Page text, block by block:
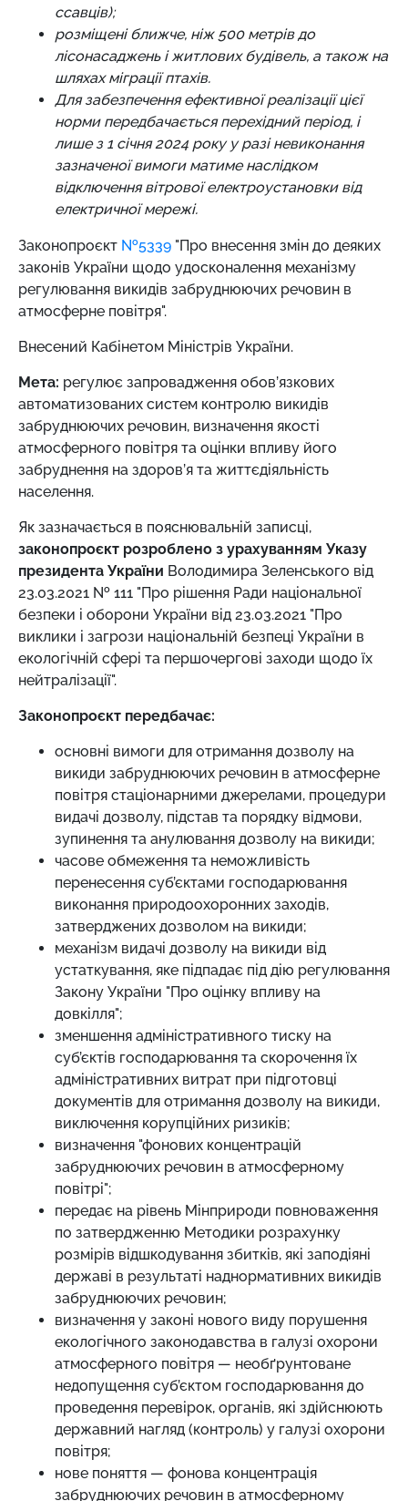
ссавців);
розміщені ближче, ніж 500 метрів до
лісонасаджень і житлових будівель, а також на
шляхах міграції птахів.
Для забезпечення ефективної реалізації цієї
норми передбачається перехідний період, і
лише з 1 січня 2024 року у разі невиконання
зазначеної вимоги матиме наслідком
відключення вітрової електроустановки від
електричної мережі.
Законопроєкт №5339 "Про внесення змін до деяких
законів України щодо удосконалення механізму
регулювання викидів забруднюючих речовин в
атмосферне повітря".
Внесений Кабінетом Міністрів України.
Мета: регулює запровадження обов’язкових
автоматизованих систем контролю викидів
забруднюючих речовин, визначення якості
атмосферного повітря та оцінки впливу його
забруднення на здоров’я та життєдіяльність
населення.
Як зазначається в пояснювальній записці,
законопроєкт розроблено з урахуванням Указу
президента України Володимира Зеленського від
23.03.2021 № 111 "Про рішення Ради національної
безпеки і оборони України від 23.03.2021 "Про
виклики і загрози національній безпеці України в
екологічній сфері та першочергові заходи щодо їх
нейтралізації".
Законопроєкт передбачає:
основні вимоги для отримання дозволу на
викиди забруднюючих речовин в атмосферне
повітря стаціонарними джерелами, процедури
видачі дозволу, підстав та порядку відмови,
зупинення та анулювання дозволу на викиди;
часове обмеження та неможливість
перенесення суб’єктами господарювання
виконання природоохоронних заходів,
затверджених дозволом на викиди;
механізм видачі дозволу на викиди від
устаткування, яке підпадає під дію регулювання
Закону України "Про оцінку впливу на
довкілля";
зменшення адміністративного тиску на
суб’єктів господарювання та скорочення їх
адміністративних витрат при підготовці
документів для отримання дозволу на викиди,
виключення корупційних ризиків;
визначення "фонових концентрацій
забруднюючих речовин в атмосферному
повітрі";
передає на рівень Мінприроди повноваження
по затвердженню Методики розрахунку
розмірів відшкодування збитків, які заподіяні
державі в результаті наднормативних викидів
забруднюючих речовин;
визначення у законі нового виду порушення
екологічного законодавства в галузі охорони
атмосферного повітря — необґрунтоване
недопущення суб’єктом господарювання до
проведення перевірок, органів, які здійснюють
державний нагляд (контроль) у галузі охорони
повітря;
нове поняття — фонова концентрація
забруднюючих речовин в атмосферному